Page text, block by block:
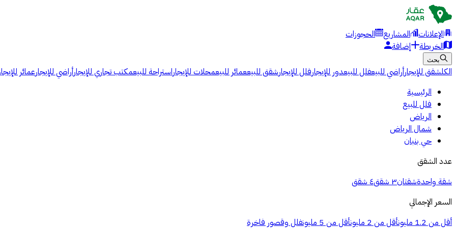
الإعلانات المشاريع
الحجوزات
الخريطة
إضافة
بحث
الكلشقق للإيجارأراضي للبيعفلل للبيعدور للإيجارفلل للإيجارشقق للبيععمائر للبيعمحلات للإيجاراستراحة للبيعمكتب تجاري للإيجارأراضي للإيجارعمائر للإيجار
الرئيسية
فلل للبيع
الرياض
شمال الرياض
حي بنبان
عدد الشقق
شقة واحدةشقتان٣ شقق
٤ شقق
السعر الإجمالي
أقل من 1.2 مليون
أقل من 2 مليون أقل من 5 مليون
فلل وقصور فاخرة